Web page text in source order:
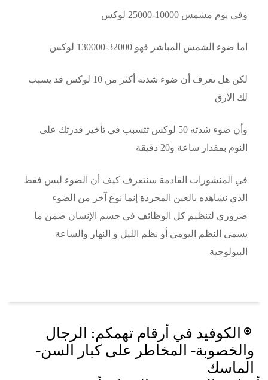
وفي يوم مشمس 10000-25000 لوكس
اما ضوء الشمس المباشر فهو 32000-130000 لوكس
لكن هل تعرف أن ضوء شدته أكثر من 10 لوكس قد يسبب
لك الأرق
وأن ضوء شدته 50 لوكس تتسبب في تأخير قدرتك على
النوم بمقدار ساعة و20 دقيقة
في المنشورات القادمة سنتعرف كيف أن الضوء ليس فقط
الذي نشاهده بالعين المجردة إنما نوع آخر من الضوء
ضروري لتنظيم كل الوظائف في جسم الإنسان ضمن ما
يسمى النظم اليومي أو نظم الليل و النهار والساعة
البيولوجية
Post
navigation
الكوفيد في أرقام تهمكم: الرجال
والخصوبة- المخاطر على كبار السن-
الماسك